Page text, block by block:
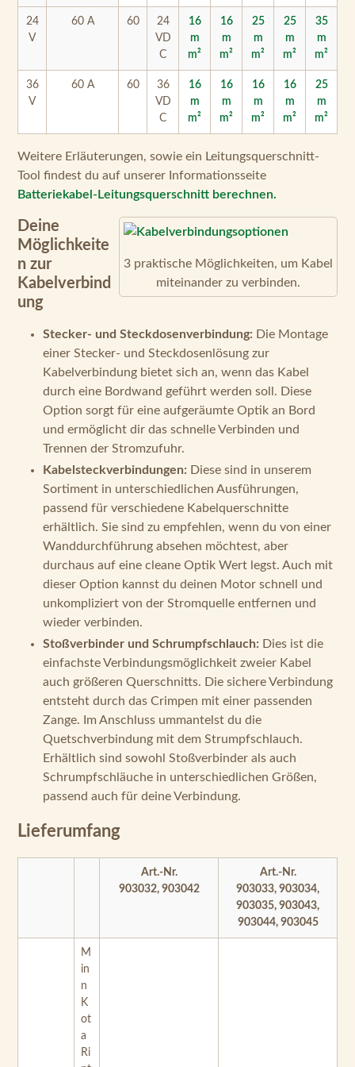
24
V
60 A 60
24
VD
C
16
m
m²
16
m
m²
25
m
m²
25
m
m²
35
m
m²
36
V
60 A 60
36
VD
C
16
m
m²
16
m
m²
16
m
m²
16
m
m²
25
m
m²
Weitere Erläuterungen, sowie ein Leitungsquerschnitt-
Tool findest du auf unserer Informationsseite
Batteriekabel-Leitungsquerschnitt berechnen.
3 praktische Möglichkeiten, um Kabel
miteinander zu verbinden.
Deine
Möglichkeite
n zur
Kabelverbind
ung
Stecker- und Steckdosenverbindung: Die Montage
einer Stecker- und Steckdosenlösung zur
Kabelverbindung bietet sich an, wenn das Kabel
durch eine Bordwand geführt werden soll. Diese
Option sorgt für eine aufgeräumte Optik an Bord
und ermöglicht dir das schnelle Verbinden und
Trennen der Stromzufuhr.
Kabelsteckverbindungen: Diese sind in unserem
Sortiment in unterschiedlichen Ausführungen,
passend für verschiedene Kabelquerschnitte
erhältlich. Sie sind zu empfehlen, wenn du von einer
Wanddurchführung absehen möchtest, aber
durchaus auf eine cleane Optik Wert legst. Auch mit
dieser Option kannst du deinen Motor schnell und
unkompliziert von der Stromquelle entfernen und
wieder verbinden.
Stoßverbinder und Schrumpfschlauch: Dies ist die
einfachste Verbindungsmöglichkeit zweier Kabel
auch größeren Querschnitts. Die sichere Verbindung
entsteht durch das Crimpen mit einer passenden
Zange. Im Anschluss ummantelst du die
Quetschverbindung mit dem Strumpfschlauch.
Erhältlich sind sowohl Stoßverbinder als auch
Schrumpfschläuche in unterschiedlichen Größen,
passend auch für deine Verbindung.
Lieferumfang
Art.-Nr.
903032, 903042
Art.-Nr.
903033, 903034,
903035, 903043,
903044, 903045
M
in
n
K
ot
a
Ri